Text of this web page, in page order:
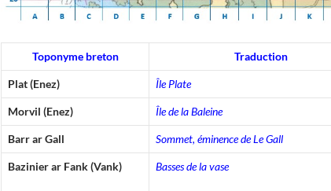
Toponyme breton Traduction
Plat (Enez) Île Plate
Morvil (Enez) Île de la Baleine
Barr ar Gall Sommet, éminence de Le Gall
Bazinier ar Fank (Vank) Basses de la vase